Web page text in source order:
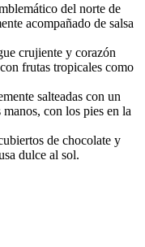
del norte de
acompañado de salsa
crujiente y corazón
frutas tropicales como
salteadas con un
con los pies en la
de chocolate y
dulce al sol.